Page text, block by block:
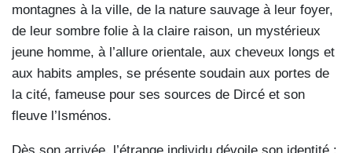
montagnes à la ville, de la nature sauvage à leur foyer,
de leur sombre folie à la claire raison, un mystérieux
jeune homme, à l’allure orientale, aux cheveux longs et
aux habits amples, se présente soudain aux portes de
la cité, fameuse pour ses sources de Dircé et son
fleuve l’Isménos.